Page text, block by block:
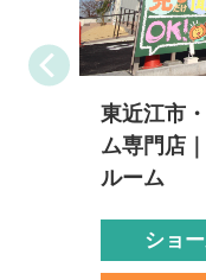
東近江市
ム専門店
ルーム
ショ